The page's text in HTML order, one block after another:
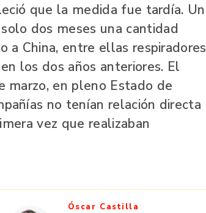
que la medida fue tardía. Un
dos meses una cantidad
a China, entre ellas respiradores
los dos años anteriores. El
en pleno Estado de
no tenían relación directa
vez que realizaban
Óscar Castilla